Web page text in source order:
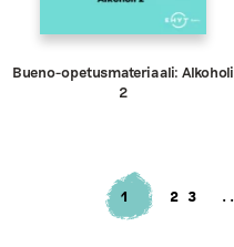
Bueno-opetusmateriaali: Alkoholi
2
1 2 3